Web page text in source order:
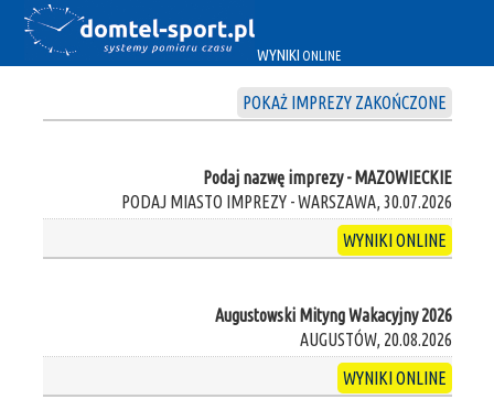
WYNIKI ONLINE
POKAŻ IMPREZY ZAKOŃCZONE
Podaj nazwę imprezy - MAZOWIECKIE
PODAJ MIASTO IMPREZY - WARSZAWA, 30.07.2026
WYNIKI ONLINE
Augustowski Mityng Wakacyjny 2026
AUGUSTÓW, 20.08.2026
WYNIKI ONLINE